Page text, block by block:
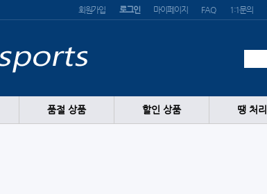
회원가입 로그인 마이페이지 FAQ 1:1문의
품절 상품 할인 상품 땡 처리